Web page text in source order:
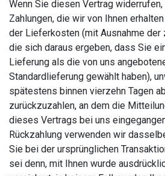
Wenn Sie diesen Vertrag
Zahlungen, die wir von Ihnen
der Lieferkosten (mit Ausnahme der
die sich daraus ergeben, dass Sie
Lieferung als die von uns
Standardlieferung gewählt haben),
spätestens binnen vierzehn Tagen
zurückzuzahlen, an dem die
dieses Vertrags bei uns
Rückzahlung verwenden wir
Sie bei der ursprünglichen
sei denn, mit Ihnen wurde